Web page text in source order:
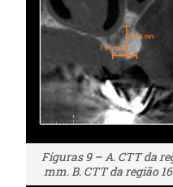
Figuras 9 – A. CTT da
mm. B. CTT da região